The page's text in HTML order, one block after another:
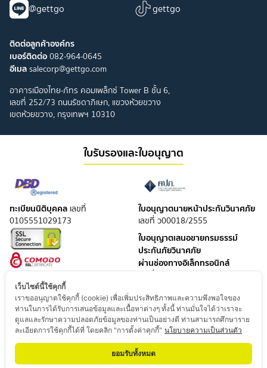
@gettgo gettgo
ติดต่อลูกค้าองค์กร
เบอร์ติดต่อ082-964-0645
อีเมลsalecorp@gettgo.com
อาคารเมืองไทย-ภัทร คอมเพล็กซ์ Tower B ชั้น 6,
เลขที่ 252/73 ถนนรัชดาภิเษก, แขวงห้วยขวาง
เขตห้วยขวาง, กรุงเทพฯ 10310
ใบรับรองและใบอนุญาต
ทะเบียนนิติบุคคล เลขที่
0105551029173
ใบอนุญาตนายหน้าประกันวินาศภัย
เลขที่ ว00018/2555
ใบอนุญาตเสนอขายกรมธรรม์
ประกันภัยวินาศภัย
ผ่านช่องทางอิเล็กทรอนิกส์
ใบอนุญาตนายหน้าประกันชีวิต
เลขที่ ช00004/2551
ใบอนุญาตเสนอขายกรมธรรม์
ประกันชีวิต
ผ่านช่องทางอิเล็กทรอนิกส์
เลขที่ อลช 024521000/2565
เว็บไซต์นี้ใช้คุกกี้
เราขออนุญาตใช้คุกกี้ (cookie) เพื่อเพิ่มประสิทธิภาพและความพึงพอใจของ
ท่านในการได้รับการเสนอข้อมูลและเนื้อหาต่างๆ ทั้งนี้ ท่านมั่นใจได้ว่าเราจะ
ดูแลและรักษาความปลอดภัยข้อมูลของท่านเป็นอย่างดี ท่านสามารถศึกษาราย
ละเอียดการใช้คุกกี้ได้ที่ โดยคลิก "การตั้งค่าคุกกี้" นโยบายความเป็นส่วนตัว
ยอมรับทั้งหมด